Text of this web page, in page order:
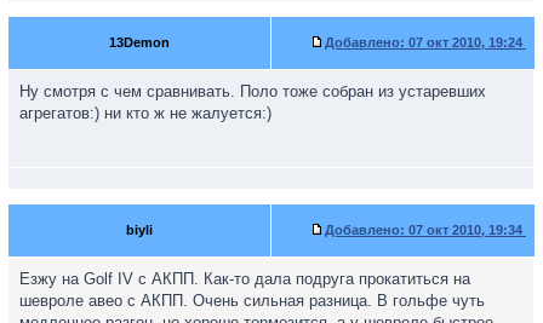
13Demon Добавлено: 07 окт 2010, 19:24
Ну смотря с чем сравнивать. Поло тоже собран из устаревших
агрегатов:) ни кто ж не жалуется:)
biyli Добавлено: 07 окт 2010, 19:34
Езжу на Golf IV с АКПП. Как-то дала подруга прокатиться на
шевроле авео с АКПП. Очень сильная разница. В гольфе чуть